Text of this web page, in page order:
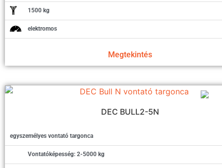
1500 kg
elektromos
Megtekintés
DEC BULL2-5N
egyszemélyes vontató targonca
Vontatóképesség: 2-5000 kg